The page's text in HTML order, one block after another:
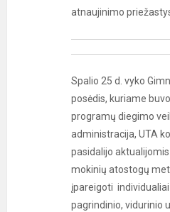
atnaujinimo
Spalio 25 d. vyko
posėdis, kuriame
programų diegimo
administracija, UTA
pasidalijo
mokinių atostogų
įpareigoti
pagrindinio, vidurinio